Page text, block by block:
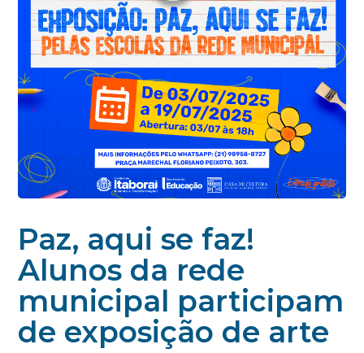
Paz, aqui se faz!
Alunos da rede
municipal participam
de exposição de arte